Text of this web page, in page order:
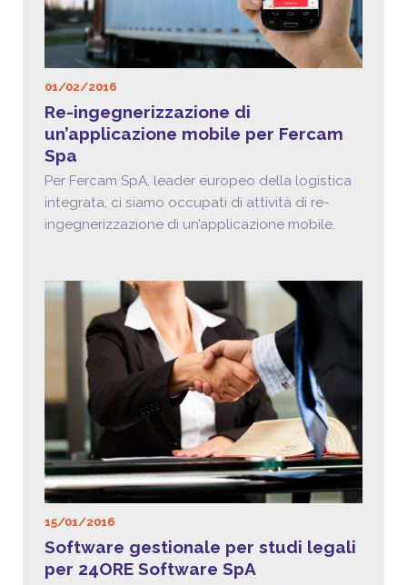
01/02/2016
Re-ingegnerizzazione di
un’applicazione mobile per Fercam
Spa
Per Fercam SpA, leader europeo della logistica
integrata, ci siamo occupati di attività di re-
ingegnerizzazione di un’applicazione mobile.
15/01/2016
Software gestionale per studi legali
per 24ORE Software SpA